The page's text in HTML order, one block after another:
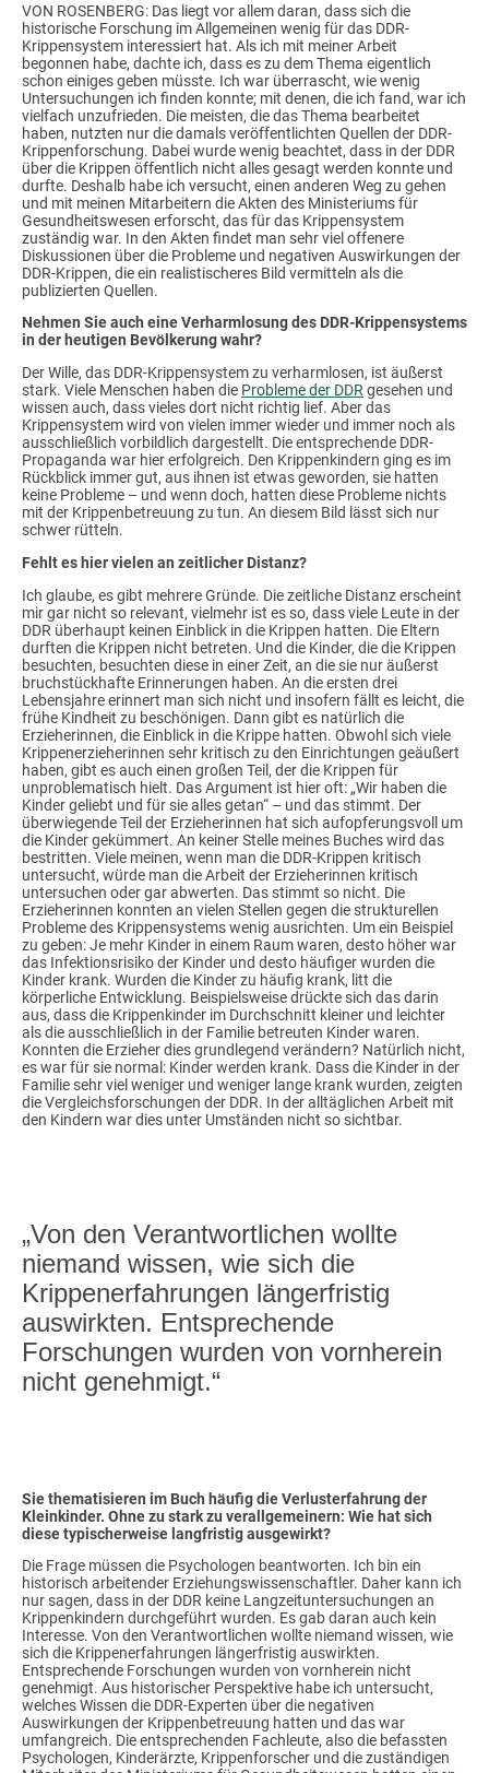
VON ROSENBERG: Das liegt vor allem daran, dass sich die
historische Forschung im Allgemeinen wenig für das DDR-
Krippensystem interessiert hat. Als ich mit meiner Arbeit
begonnen habe, dachte ich, dass es zu dem Thema eigentlich
schon einiges geben müsste. Ich war überrascht, wie wenig
Untersuchungen ich finden konnte; mit denen, die ich fand, war ich
vielfach unzufrieden. Die meisten, die das Thema bearbeitet
haben, nutzten nur die damals veröffentlichten Quellen der DDR-
Krippenforschung. Dabei wurde wenig beachtet, dass in der DDR
über die Krippen öffentlich nicht alles gesagt werden konnte und
durfte. Deshalb habe ich versucht, einen anderen Weg zu gehen
und mit meinen Mitarbeitern die Akten des Ministeriums für
Gesundheitswesen erforscht, das für das Krippensystem
zuständig war. In den Akten findet man sehr viel offenere
Diskussionen über die Probleme und negativen Auswirkungen der
DDR-Krippen, die ein realistischeres Bild vermitteln als die
publizierten Quellen.
Nehmen Sie auch eine Verharmlosung des DDR-Krippensystems
in der heutigen Bevölkerung wahr?
Der Wille, das DDR-Krippensystem zu verharmlosen, ist äußerst
stark. Viele Menschen haben die Probleme der DDR gesehen und
wissen auch, dass vieles dort nicht richtig lief. Aber das
Krippensystem wird von vielen immer wieder und immer noch als
ausschließlich vorbildlich dargestellt. Die entsprechende DDR-
Propaganda war hier erfolgreich. Den Krippenkindern ging es im
Rückblick immer gut, aus ihnen ist etwas geworden, sie hatten
keine Probleme – und wenn doch, hatten diese Probleme nichts
mit der Krippenbetreuung zu tun. An diesem Bild lässt sich nur
schwer rütteln.
Fehlt es hier vielen an zeitlicher Distanz?
Ich glaube, es gibt mehrere Gründe. Die zeitliche Distanz erscheint
mir gar nicht so relevant, vielmehr ist es so, dass viele Leute in der
DDR überhaupt keinen Einblick in die Krippen hatten. Die Eltern
durften die Krippen nicht betreten. Und die Kinder, die die Krippen
besuchten, besuchten diese in einer Zeit, an die sie nur äußerst
bruchstückhafte Erinnerungen haben. An die ersten drei
Lebensjahre erinnert man sich nicht und insofern fällt es leicht, die
frühe Kindheit zu beschönigen. Dann gibt es natürlich die
Erzieherinnen, die Einblick in die Krippe hatten. Obwohl sich viele
Krippenerzieherinnen sehr kritisch zu den Einrichtungen geäußert
haben, gibt es auch einen großen Teil, der die Krippen für
unproblematisch hielt. Das Argument ist hier oft: „Wir haben die
Kinder geliebt und für sie alles getan“ – und das stimmt. Der
überwiegende Teil der Erzieherinnen hat sich aufopferungsvoll um
die Kinder gekümmert. An keiner Stelle meines Buches wird das
bestritten. Viele meinen, wenn man die DDR-Krippen kritisch
untersucht, würde man die Arbeit der Erzieherinnen kritisch
untersuchen oder gar abwerten. Das stimmt so nicht. Die
Erzieherinnen konnten an vielen Stellen gegen die strukturellen
Probleme des Krippensystems wenig ausrichten. Um ein Beispiel
zu geben: Je mehr Kinder in einem Raum waren, desto höher war
das Infektionsrisiko der Kinder und desto häufiger wurden die
Kinder krank. Wurden die Kinder zu häufig krank, litt die
körperliche Entwicklung. Beispielsweise drückte sich das darin
aus, dass die Krippenkinder im Durchschnitt kleiner und leichter
als die ausschließlich in der Familie betreuten Kinder waren.
Konnten die Erzieher dies grundlegend verändern? Natürlich nicht,
es war für sie normal: Kinder werden krank. Dass die Kinder in der
Familie sehr viel weniger und weniger lange krank wurden, zeigten
die Vergleichsforschungen der DDR. In der alltäglichen Arbeit mit
den Kindern war dies unter Umständen nicht so sichtbar.
„Von den Verantwortlichen wollte
niemand wissen, wie sich die
Krippenerfahrungen längerfristig
auswirkten. Entsprechende
Forschungen wurden von vornherein
nicht genehmigt.“
Sie thematisieren im Buch häufig die Verlusterfahrung der
Kleinkinder. Ohne zu stark zu verallgemeinern: Wie hat sich
diese typischerweise langfristig ausgewirkt?
Die Frage müssen die Psychologen beantworten. Ich bin ein
historisch arbeitender Erziehungswissenschaftler. Daher kann ich
nur sagen, dass in der DDR keine Langzeituntersuchungen an
Krippenkindern durchgeführt wurden. Es gab daran auch kein
Interesse. Von den Verantwortlichen wollte niemand wissen, wie
sich die Krippenerfahrungen längerfristig auswirkten.
Entsprechende Forschungen wurden von vornherein nicht
genehmigt. Aus historischer Perspektive habe ich untersucht,
welches Wissen die DDR-Experten über die negativen
Auswirkungen der Krippenbetreuung hatten und das war
umfangreich. Die entsprechenden Fachleute, also die befassten
Psychologen, Kinderärzte, Krippenforscher und die zuständigen